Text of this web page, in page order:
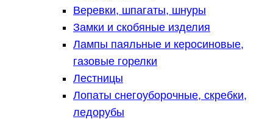
Веревки, шпагаты, шнуры
Замки и скобяные изделия
Лампы паяльные и керосиновые,
газовые горелки
Лестницы
Лопаты снегоуборочные, скребки,
ледорубы